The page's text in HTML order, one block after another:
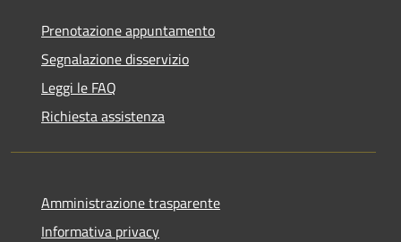
Prenotazione appuntamento
Segnalazione disservizio
Leggi le FAQ
Richiesta assistenza
Amministrazione trasparente
Informativa privacy